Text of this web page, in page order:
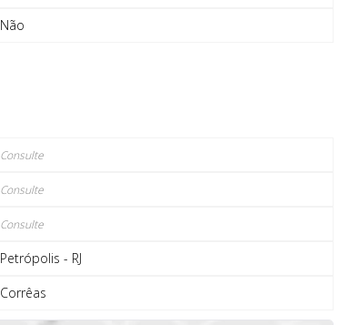
Não
Consulte
Consulte
Consulte
Petrópolis - RJ
Corrêas